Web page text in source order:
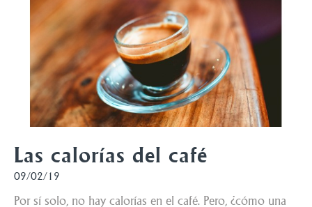
Las calorías del café
09/02/19
Por sí solo, no hay calorías en el café. Pero, ¿cómo una